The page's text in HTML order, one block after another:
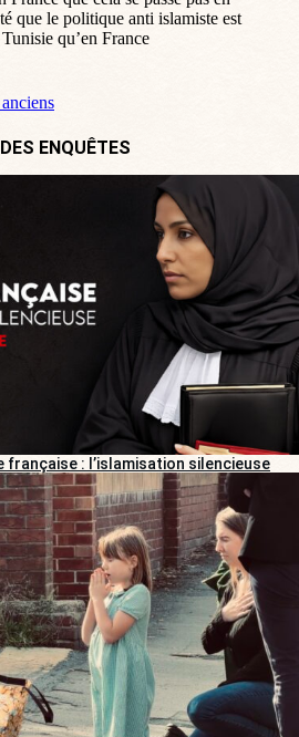
que le politique anti islamiste est
qu’en France
ENQUÊTES
française : l’islamisation silencieuse